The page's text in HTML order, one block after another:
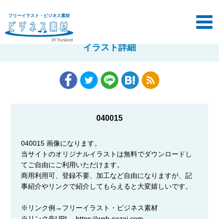
フリーイラスト・ビジネス素材
イラスト詳細
040015
040015 画像になります。
当サイトのオリジナルイラストは無料でダウンロードし
てご自由にご利用いただけます。
商用利用可、登録不要、加工など自由になりますが、記
事紹介やリンクで紹介してもらえると大変嬉しいです。
※リンク例→フリーイラスト・ビジネス素材